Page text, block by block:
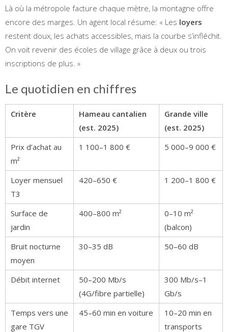
Là où la métropole facture chaque mètre, la montagne offre
encore des marges. Un agent local résume: « Les loyers
restent doux, les achats accessibles, mais la courbe s’infléchit.
On voit revenir des écoles de village grâce à deux ou trois
inscriptions de plus. »
Le quotidien en chiffres
Critère
Hameau cantalien
(est. 2025)
Grande ville
(est. 2025)
Prix d’achat au
m²
1 100–1 800 € 5 000–9 000 €
Loyer mensuel
T3
420–650 € 1 200–1 800 €
Surface de
jardin
400–800 m²
0–10 m²
(balcon)
Bruit nocturne
moyen
30–35 dB 50–60 dB
Débit internet
50–200 Mb/s
(4G/fibre partielle)
300 Mb/s–1
Gb/s
Temps vers une
gare TGV
45–60 min en voiture
10–20 min en
transports